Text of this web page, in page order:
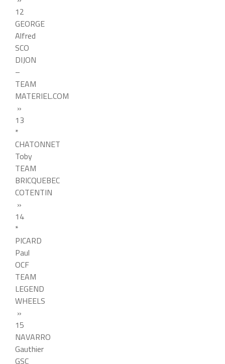
12
GEORGE
Alfred
SCO
DIJON
–
TEAM
MATERIEL.COM
»
13
*
CHATONNET
Toby
TEAM
BRICQUEBEC
COTENTIN
»
14
*
PICARD
Paul
OCF
TEAM
LEGEND
WHEELS
»
15
NAVARRO
Gauthier
GSC